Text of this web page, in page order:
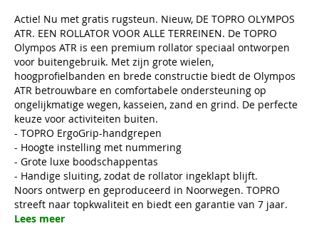
Actie! Nu met gratis rugsteun. Nieuw, DE TOPRO OLYMPOS
ATR. EEN ROLLATOR VOOR ALLE TERREINEN. De TOPRO
Olympos ATR is een premium rollator speciaal ontworpen
voor buitengebruik. Met zijn grote wielen,
hoogprofielbanden en brede constructie biedt de Olympos
ATR betrouwbare en comfortabele ondersteuning op
ongelijkmatige wegen, kasseien, zand en grind. De perfecte
keuze voor activiteiten buiten.
- TOPRO ErgoGrip-handgrepen
- Hoogte instelling met nummering
- Grote luxe boodschappentas
- Handige sluiting, zodat de rollator ingeklapt blijft.
Noors ontwerp en geproduceerd in Noorwegen. TOPRO
streeft naar topkwaliteit en biedt een garantie van 7 jaar.
Lees meer